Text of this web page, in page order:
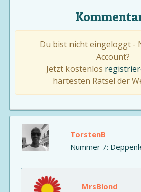
Du bist nicht eingeloggt -
Account?
Jetzt kostenlos
härtesten Rätsel der
TorstenB
Nummer 7:
MrsBlond